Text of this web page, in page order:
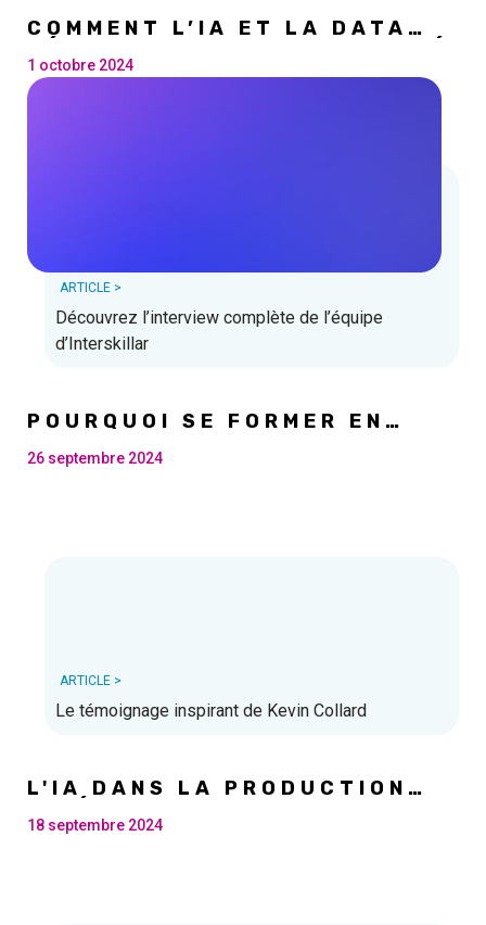
COMMENT L’IA ET LA DATA
DE L’EMPLOI NUMÉRIQUE EN
BELGIQUE
1 octobre 2024
ARTICLE >
Découvrez l’interview complète de l’équipe
d’Interskillar
POURQUOI SE FORMER EN
?
26 septembre 2024
ARTICLE >
Le témoignage inspirant de Kevin Collard
L'IA DANS LA PRODUCTION
18 septembre 2024